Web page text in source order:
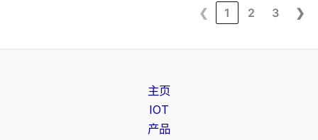
❮ 1 2 3 ❯
主页
IOT
产品